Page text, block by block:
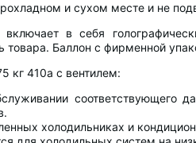
и сухом месте и не
включает в себя
Баллон с фирменной
кг 410a с вентилем:
соответствующего
холодильниках и